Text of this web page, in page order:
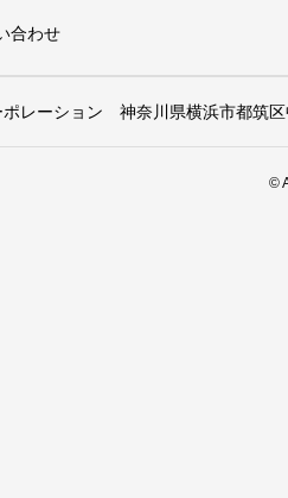
合わせ
レーション 神奈川県横浜市都筑
©